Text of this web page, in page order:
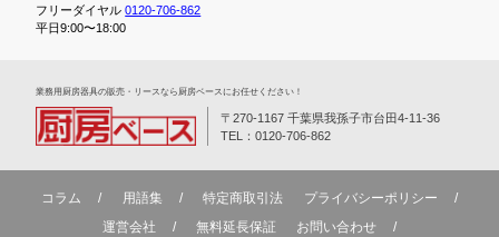
フリーダイヤル0120-706-862
平日9:00〜18:00
業務⽤厨房器具の販売・リースなら厨房ベースにお任せください！
〒270-1167 千葉県我孫子市台田4-11-36
TEL：0120-706-862
コラム 用語集 特定商取引法
プライバシーポリシー
運営会社
無料延⻑保証 お問い合わせ